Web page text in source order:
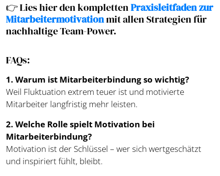
👉 Lies hier den komplettenPraxisleitfaden zur
Mitarbeitermotivationmit allen Strategien für
nachhaltige Team-Power.
FAQs:
1. Warum ist Mitarbeiterbindung so wichtig?
Weil Fluktuation extrem teuer ist und motivierte
Mitarbeiter langfristig mehr leisten.
2. Welche Rolle spielt Motivation bei
Mitarbeiterbindung?
Motivation ist der Schlüssel – wer sich wertgeschätzt
und inspiriert fühlt, bleibt.